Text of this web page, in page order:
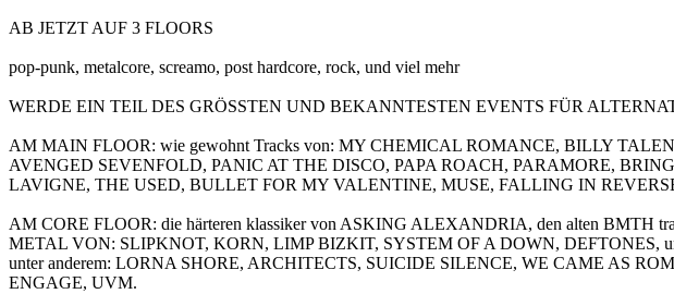
AB JETZT AUF 3 FLOORS
pop-punk, metalcore, screamo, post hardcore, rock, und viel mehr
WERDE EIN TEIL DES GRÖSSTEN UND BEKANNTESTEN EVENTS FÜR
AM MAIN FLOOR: wie gewohnt Tracks von: MY CHEMICAL ROMANCE, BILLY
AVENGED SEVENFOLD, PANIC AT THE DISCO, PAPA ROACH, PARAMORE,
LAVIGNE, THE USED, BULLET FOR MY VALENTINE, MUSE, FALLING IN
AM CORE FLOOR: die härteren klassiker von ASKING ALEXANDRIA, den alten
METAL VON: SLIPKNOT, KORN, LIMP BIZKIT, SYSTEM OF A DOWN, DEFTONES,
unter anderem: LORNA SHORE, ARCHITECTS, SUICIDE SILENCE, WE CAME AS
ENGAGE, UVM.